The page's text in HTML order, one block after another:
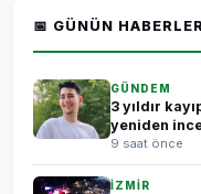
📅 GÜNÜN
GÜNDEM
3 yıldır
yeniden
9 saat önce
İZMİR